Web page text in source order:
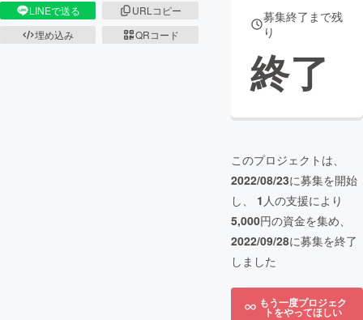
LINEで送る
URLコピー
埋め込み
QRコード
募集終了まで残
り
終了
このプロジェクトは、
2022/08/23に募集を開始
し、 1 人の支援により
5,000円の資金を集め、
2022/09/28に募集を終了
しました
もう一度プロジェク
トをやってほしい